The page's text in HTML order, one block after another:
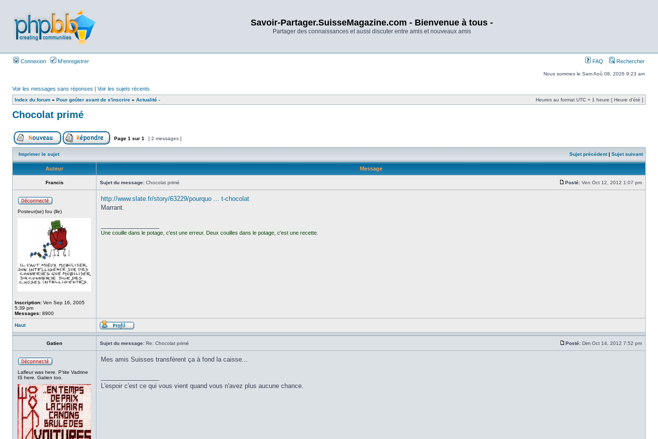
Savoir-Partager.SuisseMagazine.com - Bienvenue à tous -
Partager des connaissances et aussi discuter entre amis et nouveaux amis
Connexion M’enregistrer FAQ Rechercher
Nous sommes le Sam Aoû 08, 2026 9:23 am
Voir les messages sans réponses | Voir les sujets récents
Index du forum » Pour goûter avant de s'inscrire » Actualité - Heures au format UTC + 1 heure [ Heure d’été ]
Chocolat primé
Page 1 sur 1 [ 2 messages ]
Imprimer le sujet Sujet précédent| Sujet suivant
Auteur Message
Francis Sujet du message: Chocolat primé Posté: Ven Oct 12, 2012 1:07 pm
Posteur(se) fou (lle)
Inscription: Ven Sep 16, 2005
5:39 pm
Messages: 8900
http://www.slate.fr/story/63229/pourquo ... t-chocolat
Marrant.
Une couille dans le potage, c'est une erreur. Deux couilles dans le potage, c'est une recette.
Haut
Gatien Sujet du message: Re: Chocolat primé Posté: Dim Oct 14, 2012 7:52 pm
Lafleur was here. P'tite Vadrine
IS here. Gatien too.
Mes amis Suisses transfèrent ça à fond la caisse...
L'espoir c'est ce qui vous vient quand vous n'avez plus aucune chance.